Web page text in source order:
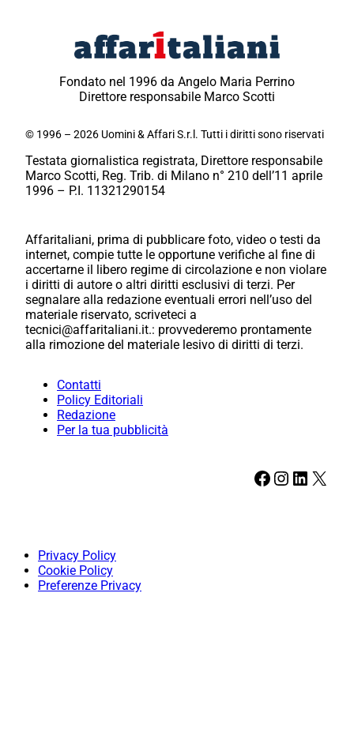
Fondato nel 1996 da Angelo Maria Perrino
Direttore responsabile Marco Scotti
© 1996 – 2026 Uomini & Affari S.r.l. Tutti i diritti sono riservati
Testata giornalistica registrata, Direttore responsabile
Marco Scotti, Reg. Trib. di Milano n° 210 dell’11 aprile
1996 – P.I. 11321290154
Affaritaliani, prima di pubblicare foto, video o testi da
internet, compie tutte le opportune verifiche al fine di
accertarne il libero regime di circolazione e non violare
i diritti di autore o altri diritti esclusivi di terzi. Per
segnalare alla redazione eventuali errori nell’uso del
materiale riservato, scriveteci a
tecnici@affaritaliani.it.: provvederemo prontamente
alla rimozione del materiale lesivo di diritti di terzi.
Contatti
Policy Editoriali
Redazione
Per la tua pubblicità
Facebook Instagram LinkedIn X
Privacy Policy
Cookie Policy
Preferenze Privacy